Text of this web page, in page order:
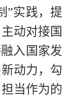
”实践，提
动对接国
入国家发
动力，勾
当作为的